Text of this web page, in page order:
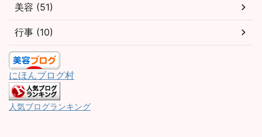
美容 (51)
行事 (10)
にほんブログ村
人気ブログランキング